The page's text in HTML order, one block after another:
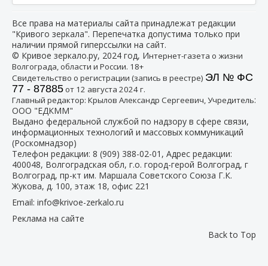
Все права на материалы сайта принадлежат редакции
"Кривого зеркала". Перепечатка допустима только при
наличии прямой гиперссылки на сайт.
© Кривое зеркало.ру, 2024 год, Интернет-газета о жизни
Волгограда, области и России. 18+
Свидетельство о регистрации (запись в реестре) ЭЛ № ФС
77 - 87885от 12 августа 2024 г.
Главный редактор: Крылов Александр Сергеевич, Учредитель:
ООО "ЕДКММ"
Выдано федеральной службой по надзору в сфере связи,
информационных технологий и массовых коммуникаций
(Роскомнадзор)
Телефон редакции: 8 (909) 388-02-01 , Адрес редакции:
400048, Волгоградская обл, г.о. город-герой Волгоград, г
Волгоград, пр-кт им. Маршала Советского Союза Г.К.
Жукова, д. 100, этаж 18, офис 221
Email: info@krivoe-zerkalo.ru
Реклама на сайте
Back to Top